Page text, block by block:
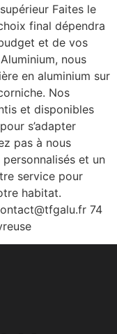
Faites le
final dépendra
et de vos
nous
en aluminium sur
Nos
et disponibles
s’adapter
pas à nous
et un
service pour
habitat.
74